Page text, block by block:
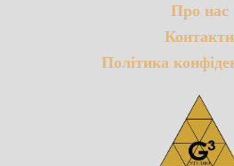
Про нас
Контакти
Політика